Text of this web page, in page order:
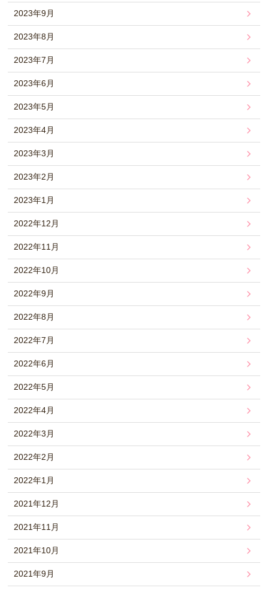
2023年9月
2023年8月
2023年7月
2023年6月
2023年5月
2023年4月
2023年3月
2023年2月
2023年1月
2022年12月
2022年11月
2022年10月
2022年9月
2022年8月
2022年7月
2022年6月
2022年5月
2022年4月
2022年3月
2022年2月
2022年1月
2021年12月
2021年11月
2021年10月
2021年9月